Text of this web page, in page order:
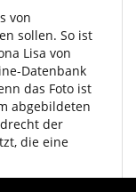
von
sollen. So ist
Lisa von
Datenbank
das Foto ist
abgebildeten
der
die eine